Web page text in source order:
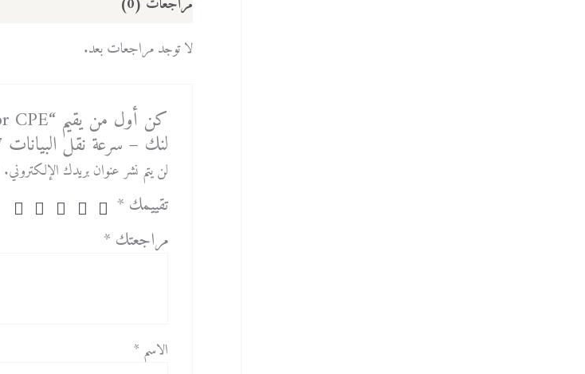
لا توجد مراجعات بعد.
لنك – سرعة نقل البيانات 867 ميقا بايت في الثانية – مسافة 15 كليو متر”
لن يتم نشر عنوان بريدك الإلكتروني.
تقييمك *
مراجعتك *
الاسم *